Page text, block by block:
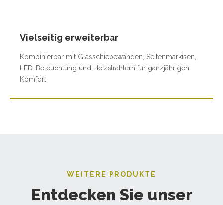
Vielseitig erweiterbar
Kombinierbar mit Glasschiebewänden, Seitenmarkisen,
LED-Beleuchtung und Heizstrahlern für ganzjährigen
Komfort.
WEITERE PRODUKTE
Entdecken Sie unser